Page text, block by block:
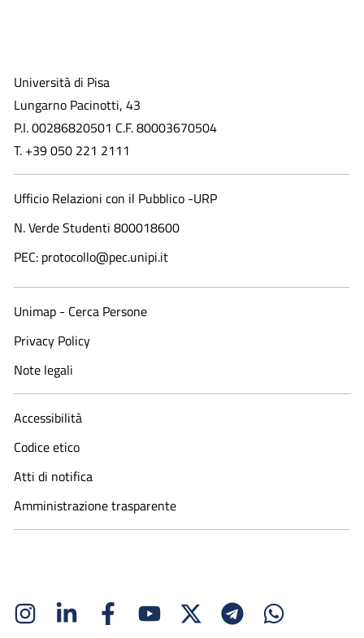
Università di Pisa
Lungarno Pacinotti, 43
P.I. 00286820501 C.F. 80003670504
T. +39 050 221 2111
Ufficio Relazioni con il Pubblico -URP
N. Verde Studenti 800018600​
PEC: protocollo@pec.unipi.it
Unimap - Cerca Persone
Privacy Policy
Note legali
Accessibilità
Codice etico
Atti di notifica
Amministrazione trasparente